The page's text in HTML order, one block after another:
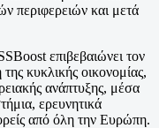
περιφερειών και μετά
επιβεβαιώνει τον
κυκλικής οικονομίας,
ανάπτυξης, μέσα
ερευνητικά
από όλη την Ευρώπη.